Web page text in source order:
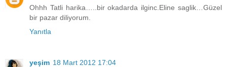
Ohhh Tatli harika…..bir okadarda ilginc.Eline saglik…Güzel
bir pazar diliyorum.
Yanıtla
yeşim 18 Mart 2012 17:04